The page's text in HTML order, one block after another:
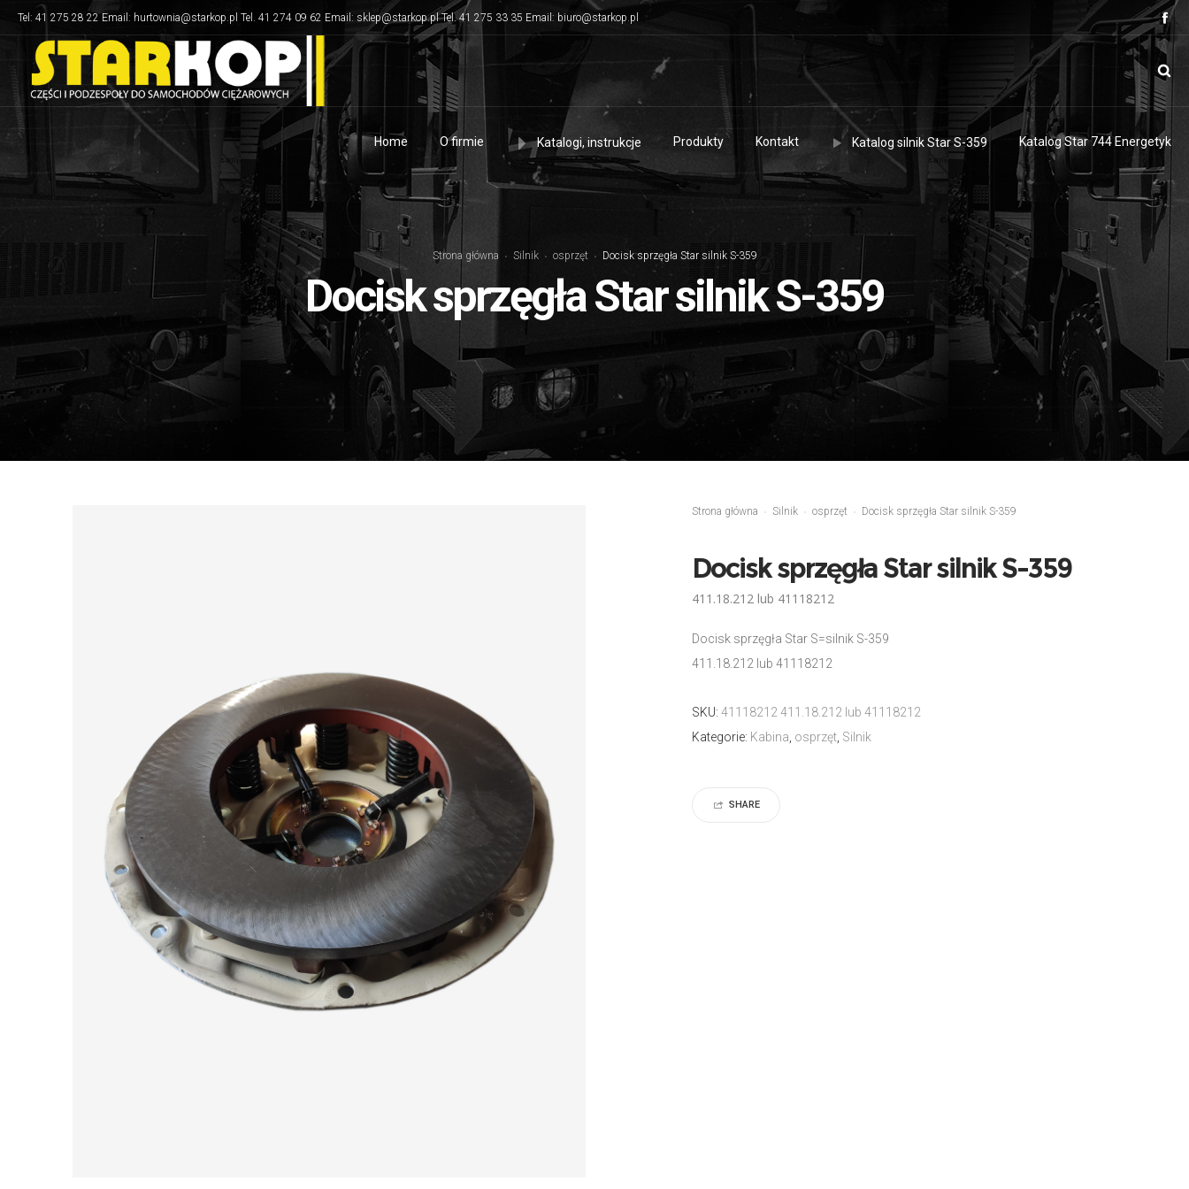
Tel: 41 275 28 22 Email: hurtownia@starkop.pl Tel. 41 274 09 62 Email: sklep@starkop.pl Tel. 41 275 33 35 Email: biuro@starkop.pl
Home O firmie Katalogi, instrukcje Produkty Kontakt Katalog silnik Star S-359 Katalog Star 744 Energetyk
Strona główna Silnik osprzęt Docisk sprzęgła Star silnik S-359
Docisk sprzęgła Star silnik S-359
Strona główna Silnik osprzęt Docisk sprzęgła Star silnik S-359
Docisk sprzęgła Star silnik S-359
411.18.212 lub 41118212
Docisk sprzęgła Star S=silnik S-359
411.18.212 lub 41118212
SKU: 41118212 411.18.212 lub 41118212
Kategorie: Kabina osprzęt, Silnik
SHARE